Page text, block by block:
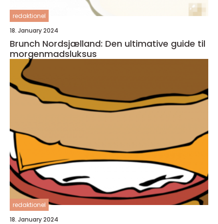
redaktionel
18. January 2024
Brunch Nordsjælland: Den ultimative guide til
morgenmadsluksus
redaktionel
18. January 2024